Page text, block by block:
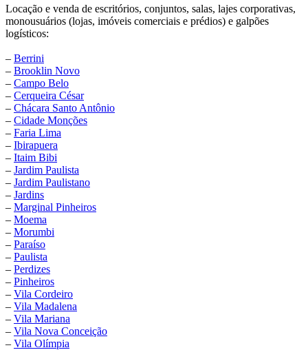
Locação e venda de escritórios, conjuntos, salas, lajes corporativas,
monousuários (lojas, imóveis comerciais e prédios) e galpões
logísticos:
– Berrini
– Brooklin Novo
– Campo Belo
– Cerqueira César
– Chácara Santo Antônio
– Cidade Monções
– Faria Lima
– Ibirapuera
– Itaim Bibi
– Jardim Paulista
– Jardim Paulistano
– Jardins
– Marginal Pinheiros
– Moema
– Morumbi
– Paraíso
– Paulista
– Perdizes
– Pinheiros
– Vila Cordeiro
– Vila Madalena
– Vila Mariana
– Vila Nova Conceição
– Vila Olímpia